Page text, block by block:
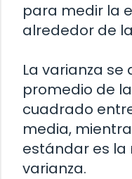
para medir la
alrededor de
La varianza se
promedio de
cuadrado
media,
estándar es la
varianza.